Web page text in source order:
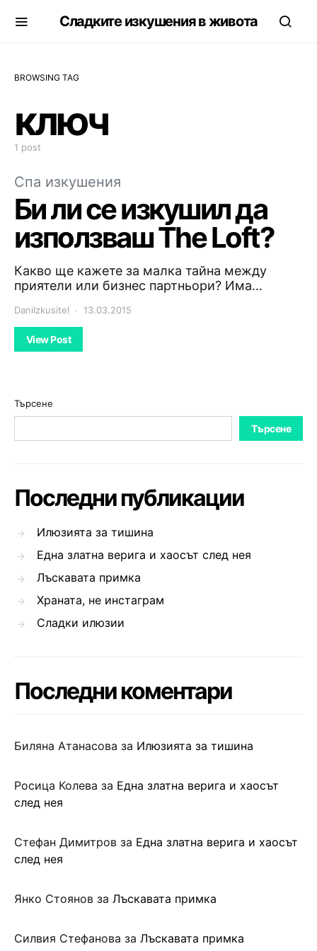
Сладките изкушения в живота
BROWSING TAG
ключ
1 post
Спа изкушения
Би ли се изкушил да
използваш The Loft?
Какво ще кажете за малка тайна между
приятели или бизнес партньори? Има…
DaniIzkusitel 13.03.2015
View Post
Търсене
Търсене
Последни публикации
Илюзията за тишина
Една златна верига и хаосът след нея
Лъскавата примка
Храната, не инстаграм
Сладки илюзии
Последни коментари
Биляна Атанасова за Илюзията за тишина
Росица Колева за Една златна верига и хаосът
след нея
Стефан Димитров за Една златна верига и хаосът
след нея
Янко Стоянов за Лъскавата примка
Силвия Стефанова за Лъскавата примка